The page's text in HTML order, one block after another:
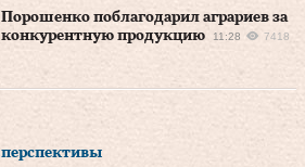
Порошенко поблагодарил аграриев за
конкурентную продукцию
11:28 7418
перспективы